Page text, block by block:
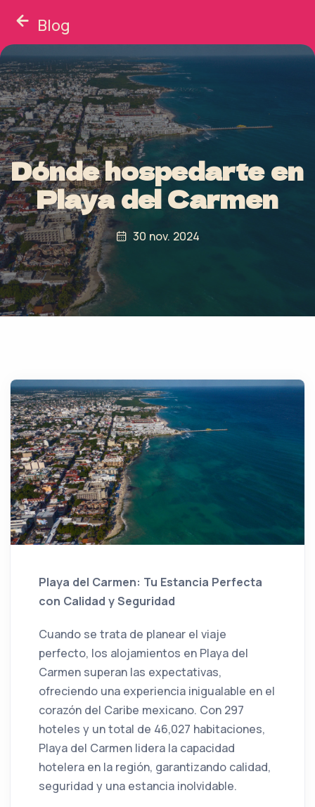
Blog
Dónde hospedarte en
Playa del Carmen
30 nov. 2024
Playa del Carmen: Tu Estancia Perfecta
con Calidad y Seguridad
Cuando se trata de planear el viaje
perfecto, los alojamientos en Playa del
Carmen superan las expectativas,
ofreciendo una experiencia inigualable en el
corazón del Caribe mexicano. Con 297
hoteles y un total de 46,027 habitaciones,
Playa del Carmen lidera la capacidad
hotelera en la región, garantizando calidad,
seguridad y una estancia inolvidable.